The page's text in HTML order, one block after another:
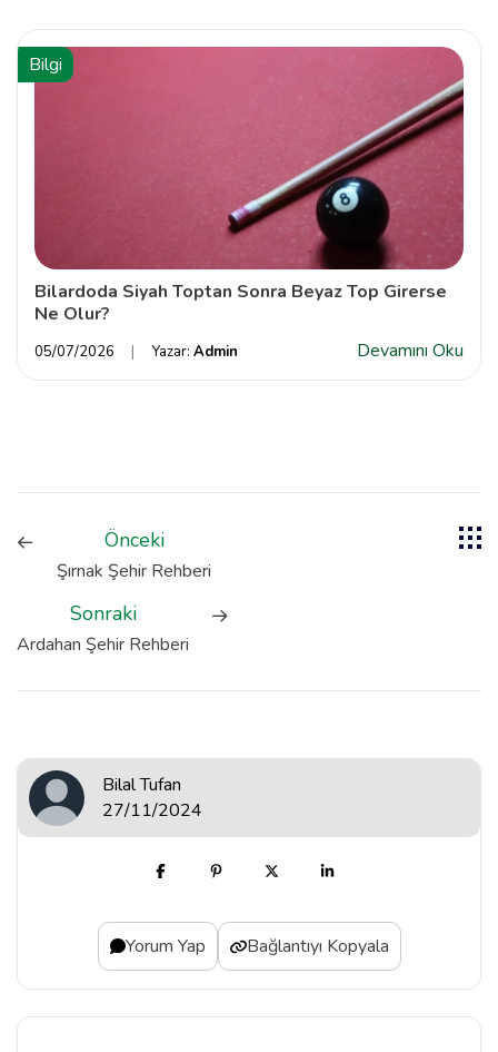
Bilgi
Bilardoda Siyah Toptan Sonra Beyaz Top Girerse
Ne Olur?
05/07/2026 Yazar: Admin Devamını Oku
Önceki
Şırnak Şehir Rehberi
Sonraki
Ardahan Şehir Rehberi
Bilal Tufan
27/11/2024
Yorum Yap Bağlantıyı Kopyala